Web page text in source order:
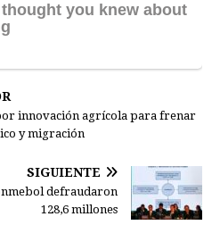
innovación agrícola para frenar
y migración
SIGUIENTE
defraudaron
128,6 millones